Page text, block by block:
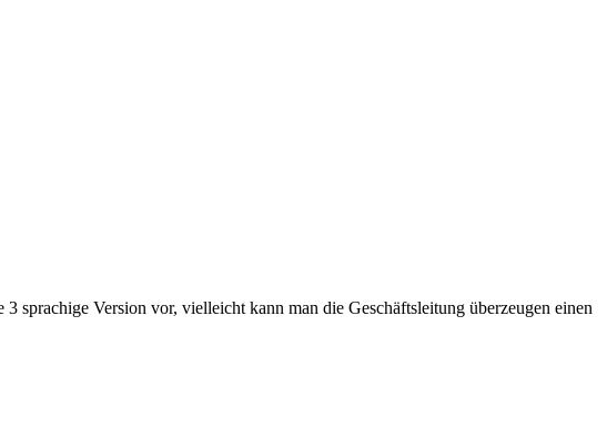
Version vor, vielleicht kann man die Geschäftsleitung überzeugen einen